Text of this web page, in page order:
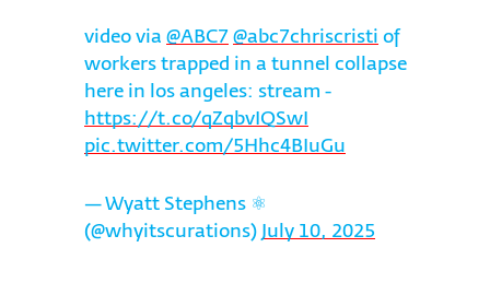
video via @ABC7 @abc7chriscristi of
workers trapped in a tunnel collapse
here in los angeles: stream -
https://t.co/qZqbvIQSwI
pic.twitter.com/5Hhc4BIuGu
— Wyatt Stephens ⚛️
(@whyitscurations) July 10, 2025